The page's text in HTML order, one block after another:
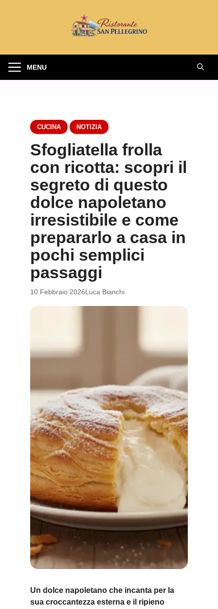
MENU
CUCINA NOTIZIA
Sfogliatella frolla
con ricotta: scopri il
segreto di questo
dolce napoletano
irresistibile e come
prepararlo a casa in
pochi semplici
passaggi
10 Febbraio 2026Luca Bianchi
Un dolce napoletano che incanta per la
sua croccantezza esterna e il ripieno